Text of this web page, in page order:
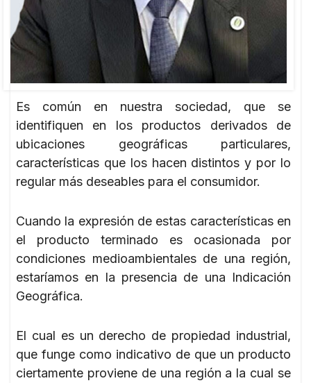
Es común en nuestra sociedad, que se
identifiquen en los productos derivados de
ubicaciones geográficas particulares,
características que los hacen distintos y por lo
regular más deseables para el consumidor.
Cuando la expresión de estas características en
el producto terminado es ocasionada por
condiciones medioambientales de una región,
estaríamos en la presencia de una Indicación
Geográfica.
El cual es un derecho de propiedad industrial,
que funge como indicativo de que un producto
ciertamente proviene de una región a la cual se